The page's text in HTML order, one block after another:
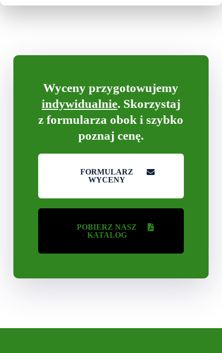
Wyceny przygotowujemy
indywidualnie. Skorzystaj
z formularza obok i szybko
poznaj cenę.
FORMULARZ
WYCENY
POBIERZ NASZ
KATALOG